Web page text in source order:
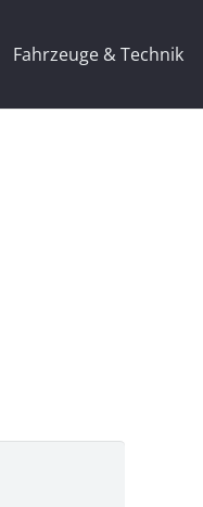
Fahrzeuge & Technik